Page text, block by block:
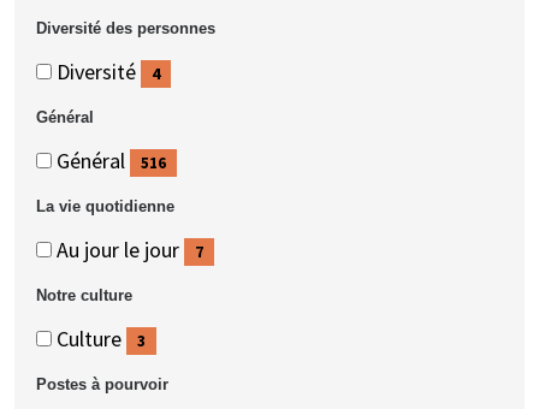
(5
Diversité des personnes
Diversité
des
Diversité
des
Diversité
(4
4
Général
Général
Général
Général
(516
516
La vie quotidienne
La
vie
La
vie
Au jour le jour
(7
7
Notre culture
Notre
culture
Notre
culture
Culture
(3
3
Postes à pourvoir